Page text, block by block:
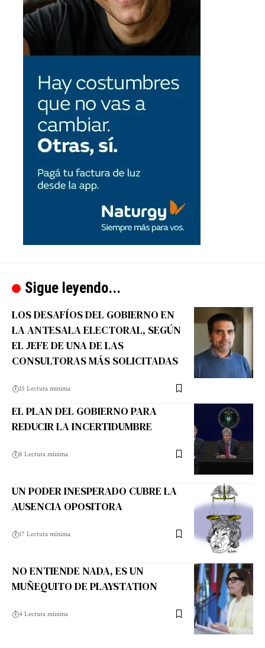
Sigue leyendo...
LOS DESAFÍOS DEL GOBIERNO EN
LA ANTESALA ELECTORAL, SEGÚN
EL JEFE DE UNA DE LAS
CONSULTORAS MÁS SOLICITADAS
15 Lectura mínima
EL PLAN DEL GOBIERNO PARA
REDUCIR LA INCERTIDUMBRE
8 Lectura mínima
UN PODER INESPERADO CUBRE LA
AUSENCIA OPOSITORA
17 Lectura mínima
NO ENTIENDE NADA, ES UN
MUÑEQUITO DE PLAYSTATION
4 Lectura mínima